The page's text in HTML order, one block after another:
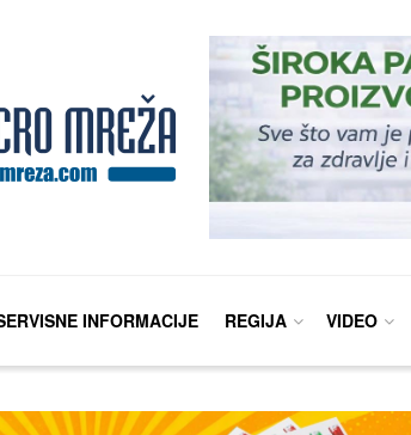
INFORMACIJE REGIJA VIDEO